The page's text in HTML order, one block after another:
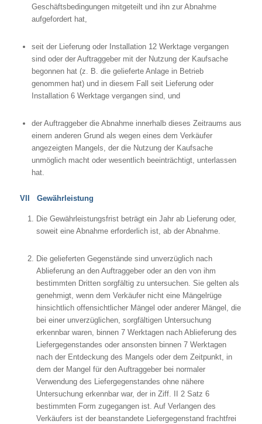
Geschäftsbedingungen mitgeteilt und ihn zur Abnahme
aufgefordert hat,
seit der Lieferung oder Installation 12 Werktage vergangen
sind oder der Auftraggeber mit der Nutzung der Kaufsache
begonnen hat (z. B. die gelieferte Anlage in Betrieb
genommen hat) und in diesem Fall seit Lieferung oder
Installation 6 Werktage vergangen sind, und
der Auftraggeber die Abnahme innerhalb dieses Zeitraums aus
einem anderen Grund als wegen eines dem Verkäufer
angezeigten Mangels, der die Nutzung der Kaufsache
unmöglich macht oder wesentlich beeinträchtigt, unterlassen
hat.
VII Gewährleistung
Die Gewährleistungsfrist beträgt ein Jahr ab Lieferung oder,
soweit eine Abnahme erforderlich ist, ab der Abnahme.
Die gelieferten Gegenstände sind unverzüglich nach
Ablieferung an den Auftraggeber oder an den von ihm
bestimmten Dritten sorgfältig zu untersuchen. Sie gelten als
genehmigt, wenn dem Verkäufer nicht eine Mängelrüge
hinsichtlich offensichtlicher Mängel oder anderer Mängel, die
bei einer unverzüglichen, sorgfältigen Untersuchung
erkennbar waren, binnen 7 Werktagen nach Ablieferung des
Liefergegenstandes oder ansonsten binnen 7 Werktagen
nach der Entdeckung des Mangels oder dem Zeitpunkt, in
dem der Mangel für den Auftraggeber bei normaler
Verwendung des Liefergegenstandes ohne nähere
Untersuchung erkennbar war, der in Ziff. II 2 Satz 6
bestimmten Form zugegangen ist. Auf Verlangen des
Verkäufers ist der beanstandete Liefergegenstand frachtfrei